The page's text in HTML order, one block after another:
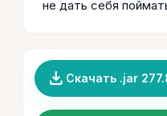
не дать себя
file_download Скачать .jar